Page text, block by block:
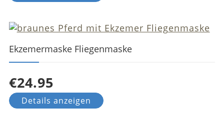
Ekzemermaske Fliegenmaske
€24.95
Details anzeigen